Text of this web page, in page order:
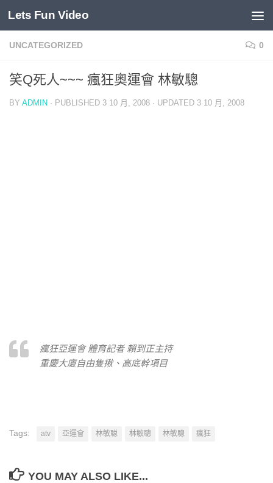
Skip to content
Lets Fun Video
UNCATEGORIZED 0
笑Q死人~~~ 瘋狂奧運會 林敏驄
BY ADMIN · PUBLISHED 3 10 月, 2008 · UPDATED 3 10 月, 2008
瘋狂亞運會 體育記者 賴到正主持
重慶大廈自由隻揪、高底幹項目
Tags: atv 亞運會 林敏聪 林敏聰 林敏驄 瘋狂
YOU MAY ALSO LIKE...